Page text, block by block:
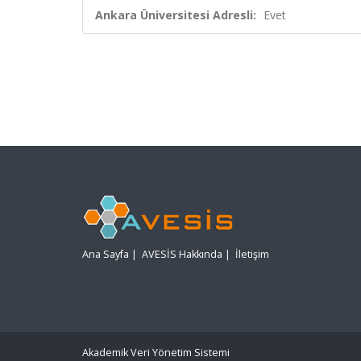
Ankara Üniversitesi Adresli: Evet
Ana Sayfa | AVESİS Hakkında | İletişim
Akademik Veri Yönetim Sistemi